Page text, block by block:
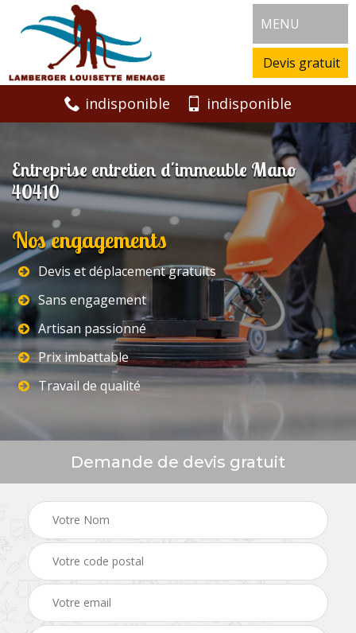
MENU
Devis gratuit
indisponible indisponible
Entreprise entretien d'immeuble Mano
40410
Nos engagements
Devis et déplacement gratuits
Sans engagement
Artisan passionné
Prix imbattable
Travail de qualité
Demande de devis gratuit